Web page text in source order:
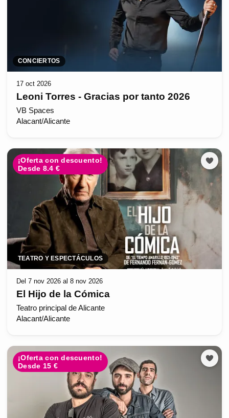
CONCIERTOS
17 oct 2026
Leoni Torres - Gracias por tanto 2026
VB Spaces
Alacant/Alicante
¡Oferta con descuento!
Desde 8.4 €
TEATRO Y ESPECTÁCULOS
Del 7 nov 2026 al 8 nov 2026
El Hijo de la Cómica
Teatro principal de Alicante
Alacant/Alicante
¡Oferta con descuento!
Desde 15 €